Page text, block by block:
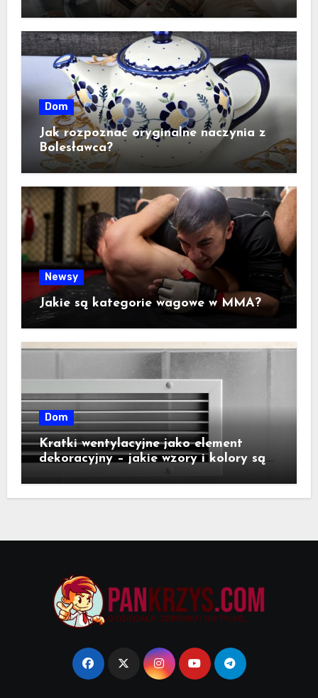
Dom
Jak rozpoznać oryginalne naczynia z
Bolesławca?
Newsy
Jakie są kategorie wagowe w MMA?
Dom
Kratki wentylacyjne jako element
dekoracyjny – jakie wzory i kolory są